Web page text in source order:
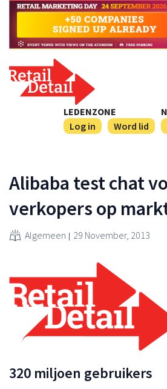
LEDENZONE
Log in
Word lid
Alibaba test chat
verkopers op
Algemeen 29 November, 2013
320 miljoen gebruikers